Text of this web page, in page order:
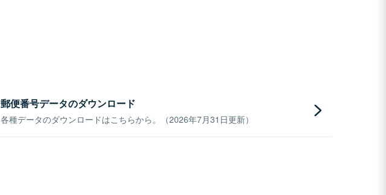
郵便番号データのダウンロード
各種データのダウンロードはこちらから。（2026年7月31日更新）